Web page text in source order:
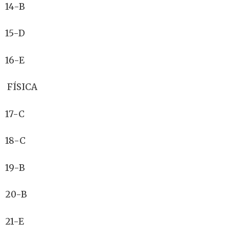
14-B
15-D
16-E
FÍSICA
17-C
18-C
19-B
20-B
21-E